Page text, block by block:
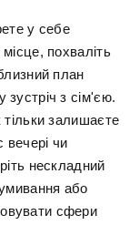
у себе
похваліть
план
з сім'єю.
залишаєте
вечері чи
нескладний
або
сфери